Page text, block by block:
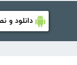
دانلود و